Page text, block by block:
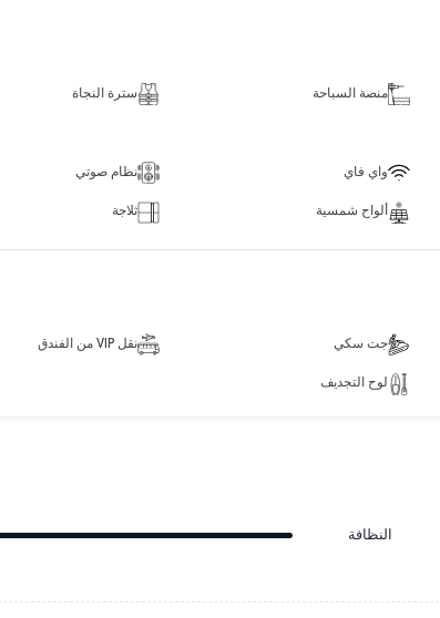
منصة السباحة سترة النجاة
واي فاي نظام صوتي
ألواح شمسية ثلاجة
جت سكي نقل VIP من الفندق
لوح التجديف
النظافة